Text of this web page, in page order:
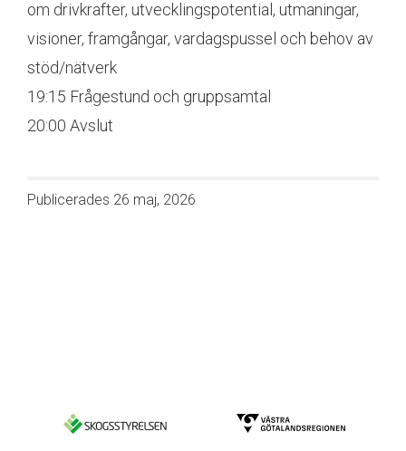
om drivkrafter, utvecklingspotential, utmaningar,
visioner, framgångar, vardagspussel och behov av
stöd/nätverk
19:15 Frågestund och gruppsamtal
20:00 Avslut
Publicerades 26 maj, 2026